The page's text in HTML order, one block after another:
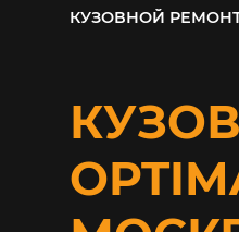
КУЗОВНОЙ